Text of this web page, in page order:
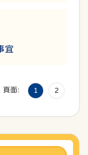
宜
頁面: 1 2